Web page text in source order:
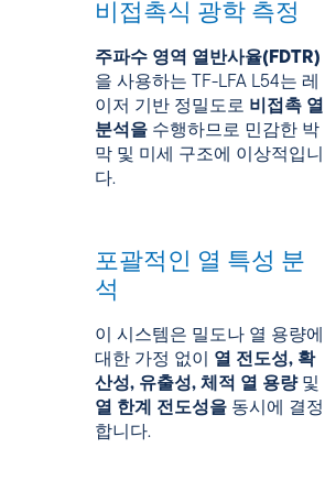
비접촉식 광학 측정
주파수 영역 열반사율(FDTR)
을 사용하는 TF-LFA L54는 레
이저 기반 정밀도로 비접촉 열
분석을 수행하므로 민감한 박
막 및 미세 구조에 이상적입니
다.
포괄적인 열 특성 분
석
이 시스템은 밀도나 열 용량에
대한 가정 없이 열 전도성, 확
산성, 유출성, 체적 열 용량및
열 한계 전도성을 동시에 결정
합니다.